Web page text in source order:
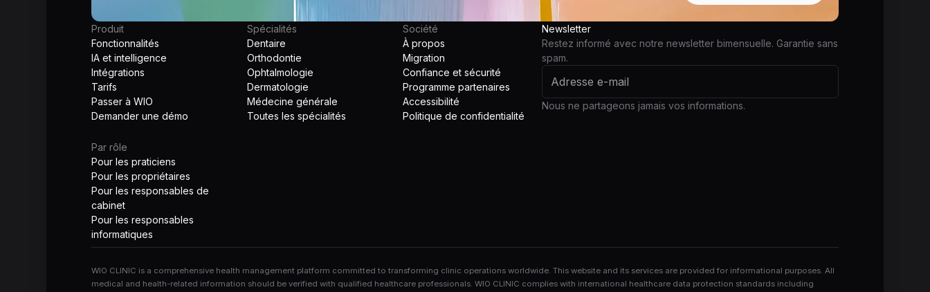
Produit
Fonctionnalités
IA et intelligence
Intégrations
Tarifs
Passer à WIO
Demander une démo
Spécialités
Dentaire
Orthodontie
Ophtalmologie
Dermatologie
Médecine générale
Toutes les spécialités
Société
À propos
Migration
Confiance et sécurité
Programme partenaires
Accessibilité
Politique de confidentialité
Par rôle
Pour les praticiens
Pour les propriétaires
Pour les responsables de
cabinet
Pour les responsables
informatiques
Newsletter
Restez informé avec notre newsletter bimensuelle. Garantie sans
spam.
Nous ne partageons jamais vos informations.
WIO CLINIC is a comprehensive health management platform committed to transforming clinic operations worldwide. This website and its services are provided for informational purposes. All
medical and health-related information should be verified with qualified healthcare professionals. WIO CLINIC complies with international healthcare data protection standards including